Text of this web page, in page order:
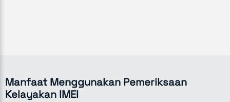
Manfaat Menggunakan Pemeriksaan
Kelayakan IMEI